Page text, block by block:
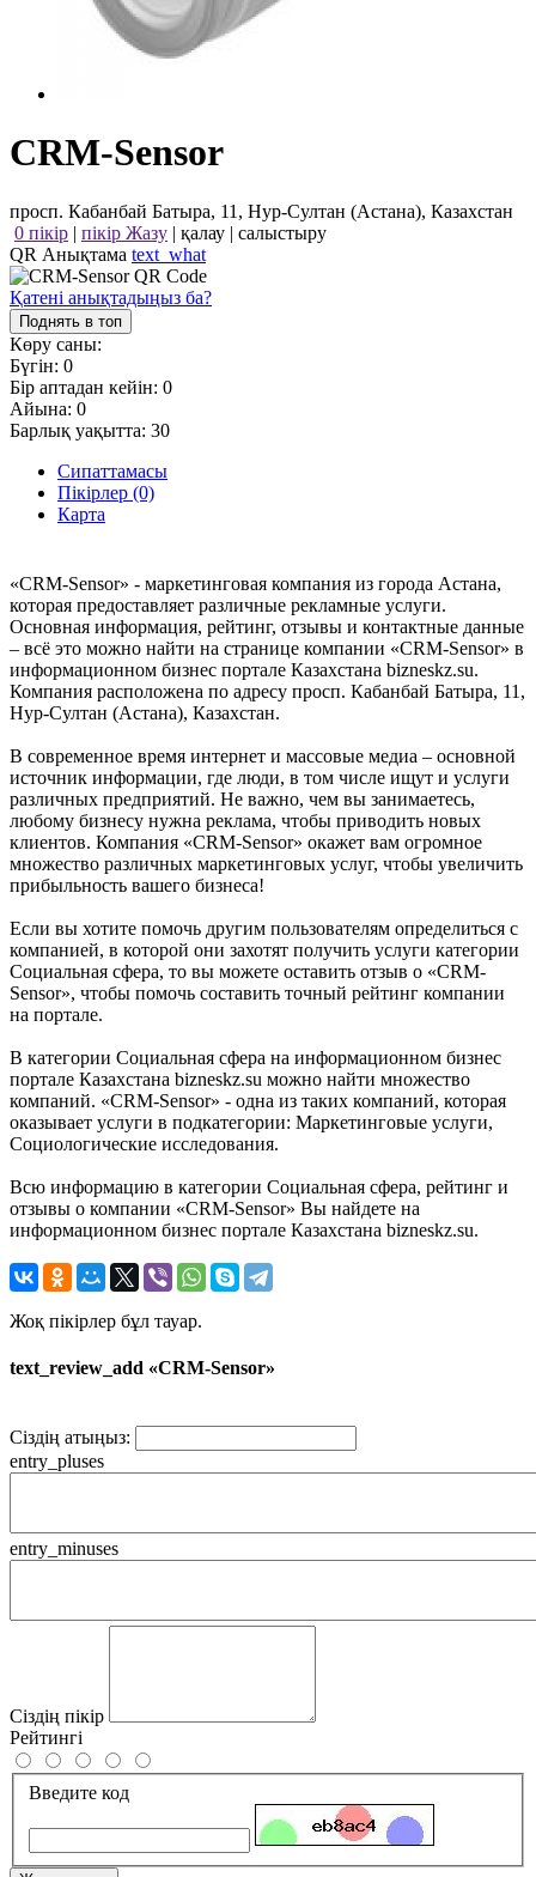
CRM-Sensor
просп. Кабанбай Батыра, 11, Нур-Султан (Астана), Казахстан
0 пікір | пікір Жазу | қалау | салыстыру
QR Анықтама text_what
Қатені анықтадыңыз ба?
Поднять в топ
Көру саны:
Бүгін: 0
Бір аптадан кейін: 0
Айына: 0
Барлық уақытта: 30
Сипаттамасы
Пікірлер (0)
Карта
«CRM-Sensor» - маркетинговая компания из города Астана,
которая предоставляет различные рекламные услуги.
Основная информация, рейтинг, отзывы и контактные данные
– всё это можно найти на странице компании «CRM-Sensor» в
информационном бизнес портале Казахстана bizneskz.su.
Компания расположена по адресу просп. Кабанбай Батыра, 11,
Нур-Султан (Астана), Казахстан.
В современное время интернет и массовые медиа – основной
источник информации, где люди, в том числе ищут и услуги
различных предприятий. Не важно, чем вы занимаетесь,
любому бизнесу нужна реклама, чтобы приводить новых
клиентов. Компания «CRM-Sensor» окажет вам огромное
множество различных маркетинговых услуг, чтобы увеличить
прибыльность вашего бизнеса!
Если вы хотите помочь другим пользователям определиться с
компанией, в которой они захотят получить услуги категории
Социальная сфера, то вы можете оставить отзыв о «CRM-
Sensor», чтобы помочь составить точный рейтинг компании
на портале.
В категории Социальная сфера на информационном бизнес
портале Казахстана bizneskz.su можно найти множество
компаний. «CRM-Sensor» - одна из таких компаний, которая
оказывает услуги в подкатегории: Маркетинговые услуги,
Социологические исследования.
Всю информацию в категории Социальная сфера, рейтинг и
отзывы о компании «CRM-Sensor» Вы найдете на
информационном бизнес портале Казахстана bizneskz.su.
Жоқ пікірлер бұл тауар.
text_review_add «CRM-Sensor»
Сіздің атыңыз:
entry_pluses
entry_minuses
Сіздің пікір
Рейтингі
Введите код